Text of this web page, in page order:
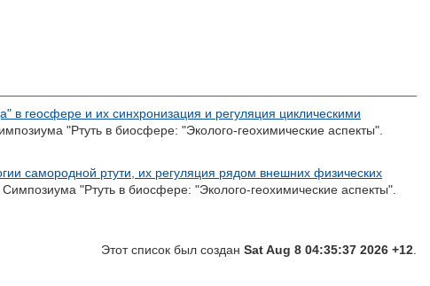
в геосфере и их синхронизация и регуляция циклическими
"Ртуть в биосфере: "Эколого-геохимические аспекты".
самородной ртути, их регуляция рядом внешних физических
"Ртуть в биосфере: "Эколого-геохимические аспекты".
Этот список был создан Sat Aug 8 04:35:37 2026 +12